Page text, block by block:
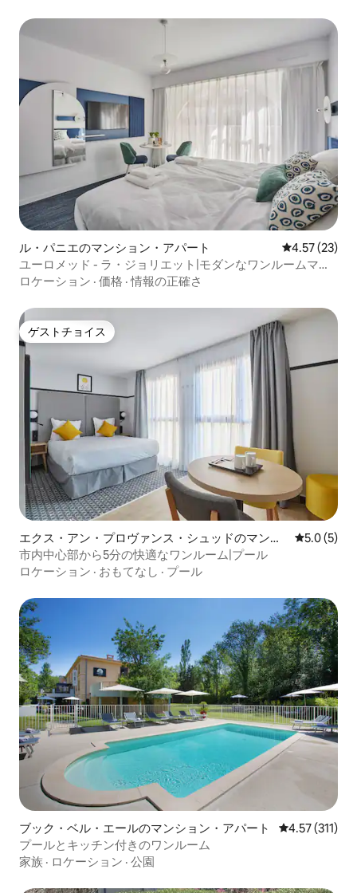
ル・パニエのマンション・アパート レビュー23
4.57 (23)
ユーロメッド - ラ・ジョリエット|モダンなワンルームマン
ション|テレビ、Wi-Fi
ロケーション · 価格 ·情報の正確さ
ゲストチョイス
ゲストチョイス
エクス・アン・プロヴァンス・シュッドのマンシ
ョン・アパート
レビュー5
5.0 (5)
市内中心部から5分の快適なワンルーム|プール
ロケーション · おもてなし · プール
ブック・ベル・エールのマンション・アパート レビュー311
4.57 (311)
プールとキッチン付きのワンルーム
家族 · ロケーション · 公園